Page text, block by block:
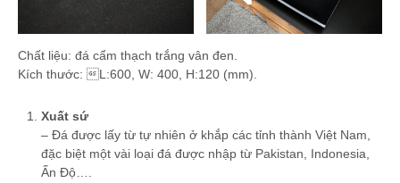
Chất liệu: đá cẩm thạch trắng vân đen.
Kích thước: L:600, W: 400, H:120 (mm).
Xuất sứ
– Đá được lấy từ tự nhiên ở khắp các tỉnh thành Việt Nam,
đặc biệt một vài loại đá được nhập từ Pakistan, Indonesia,
Ấn Độ….